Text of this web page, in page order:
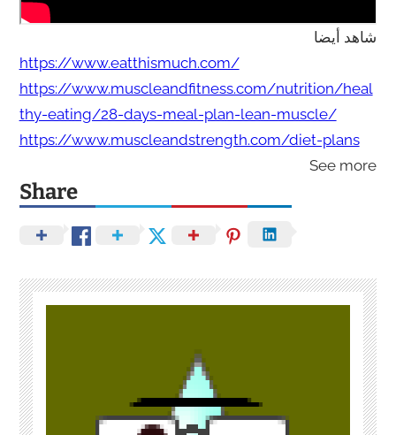
شاهد أيضا
https://www.eatthismuch.com/
https://www.muscleandfitness.com/nutrition/heal
thy-eating/28-days-meal-plan-lean-muscle/
https://www.muscleandstrength.com/diet-plans
See more
Share